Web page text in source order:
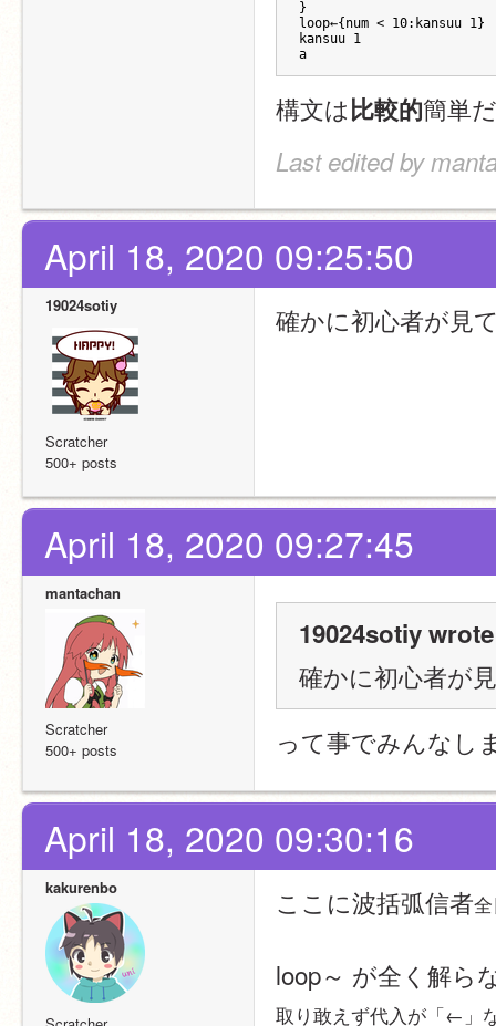
}
loop←{num < 10:kansuu 1}
kansuu 1
a
構文は比較的簡単
Last edited by
April 18, 2020 09:25:50
19024sotiy
Scratcher
500+ posts
確かに初心者が見
April 18, 2020 09:27:45
mantachan
Scratcher
500+ posts
19024sotiy
確かに初心者が
って事でみんなし
April 18, 2020 09:30:16
kakurenbo ここに波括弧信者
loop～ が全く解ら
取り敢えず代入が「←」